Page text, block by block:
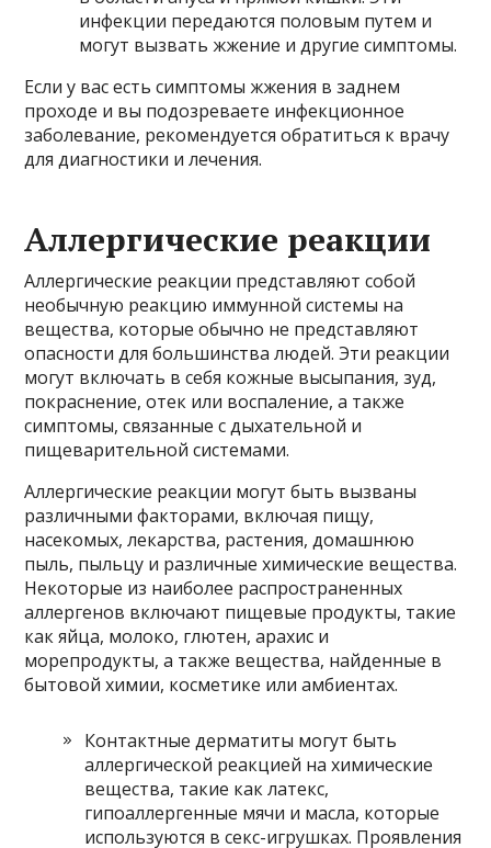
инфекции передаются половым путем и
могут вызвать жжение и другие симптомы.
Если у вас есть симптомы жжения в заднем
проходе и вы подозреваете инфекционное
заболевание, рекомендуется обратиться к врачу
для диагностики и лечения.
Аллергические реакции
Аллергические реакции представляют собой
необычную реакцию иммунной системы на
вещества, которые обычно не представляют
опасности для большинства людей. Эти реакции
могут включать в себя кожные высыпания, зуд,
покраснение, отек или воспаление, а также
симптомы, связанные с дыхательной и
пищеварительной системами.
Аллергические реакции могут быть вызваны
различными факторами, включая пищу,
насекомых, лекарства, растения, домашнюю
пыль, пыльцу и различные химические вещества.
Некоторые из наиболее распространенных
аллергенов включают пищевые продукты, такие
как яйца, молоко, глютен, арахис и
морепродукты, а также вещества, найденные в
бытовой химии, косметике или амбиентах.
Контактные дерматиты могут быть
аллергической реакцией на химические
вещества, такие как латекс,
гипоаллергенные мячи и масла, которые
используются в секс-игрушках. Проявления